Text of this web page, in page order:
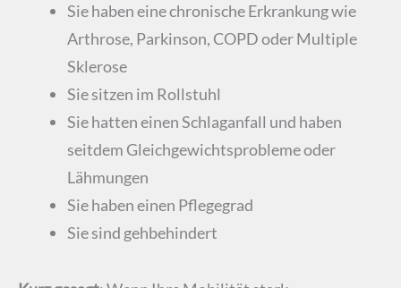
Sie haben eine chronische Erkrankung wie
Arthrose, Parkinson, COPD oder Multiple
Sklerose
Sie sitzen im Rollstuhl
Sie hatten einen Schlaganfall und haben
seitdem Gleichgewichtsprobleme oder
Lähmungen
Sie haben einen Pflegegrad
Sie sind gehbehindert